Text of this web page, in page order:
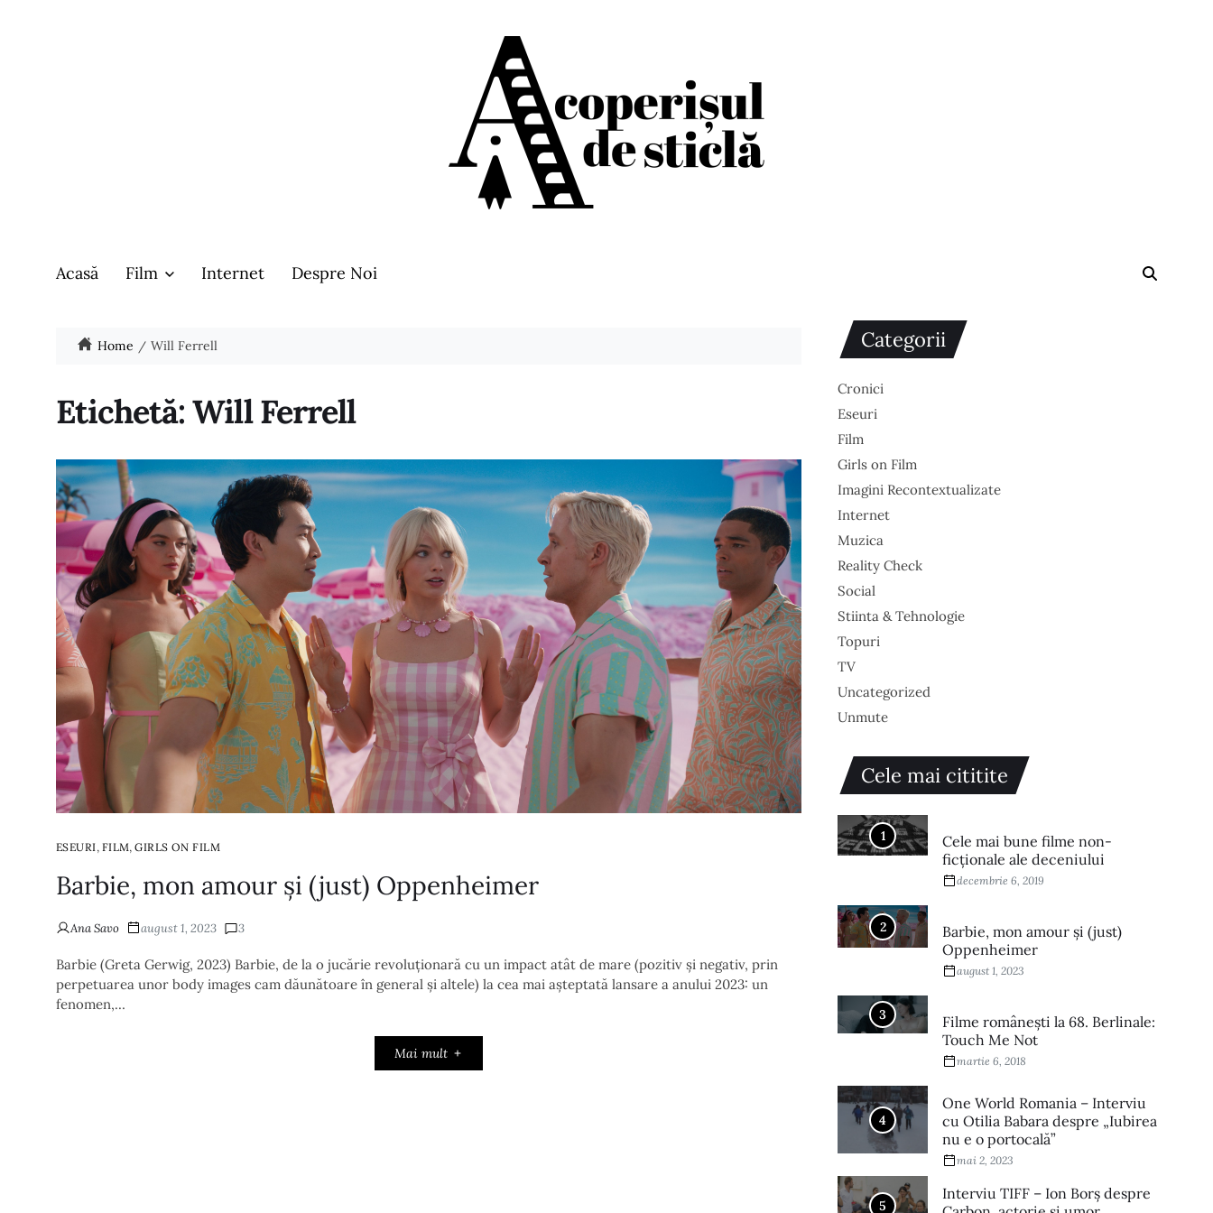
Acasă Film Internet Despre Noi
Home Will Ferrell
Etichetă:Will Ferrell
ESEURI, FILM,GIRLS ON FILM
Barbie, mon amour și (just) Oppenheimer
Ana Savo august 1, 2023 3
Barbie (Greta Gerwig, 2023) Barbie, de la o jucărie revoluționară cu un impact atât de mare (pozitiv și negativ, prin
perpetuarea unor body images cam dăunătoare în general și altele) la cea mai așteptată lansare a anului 2023: un
fenomen,…
Mai mult
Categorii
Cronici
Eseuri
Film
Girls on Film
Imagini Recontextualizate
Internet
Muzica
Reality Check
Social
Stiinta & Tehnologie
Topuri
TV
Uncategorized
Unmute
Cele mai cititite
1
Cele mai bune filme non-
ficționale ale deceniului
decembrie 6, 2019
2
Barbie, mon amour și (just)
Oppenheimer
august 1, 2023
3
Filme româneşti la 68. Berlinale:
Touch Me Not
martie 6, 2018
4
One World Romania – Interviu
cu Otilia Babara despre „Iubirea
nu e o portocală”
mai 2, 2023
5
Interviu TIFF – Ion Borș despre